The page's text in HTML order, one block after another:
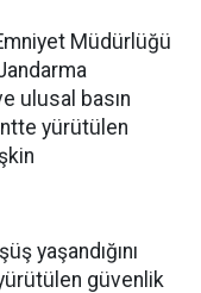
Müdürlüğü
ulusal basın
yürütülen
yaşandığını
güvenlik